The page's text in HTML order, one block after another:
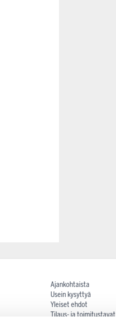
Ajankohtaista
Usein kysyttyä
Yleiset ehdot
Tilaus- ja toimitustavat